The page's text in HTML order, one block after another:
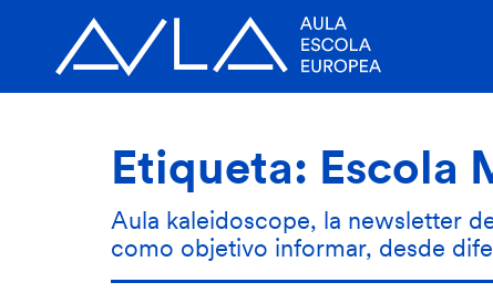
Etiqueta: Escola
Aula kaleidoscope, la newsletter
como objetivo informar, desde